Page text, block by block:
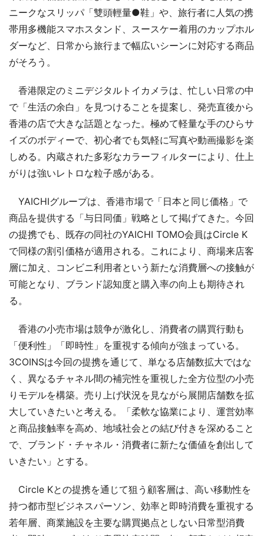
ニークなスリッパ「雙頭輕量●鞋」や、旅行者に人気の携
帯用多機能スマホスタンド、スースケー着用のカップホル
ダーなど、日常から旅行まで幅広いシーンに対応する商品
がそろう。
香港限定のミニデジタルトイカメラは、忙しい日常の中
で「生活の余白」を見つけることを提案し、発売直後から
香港の店で大きな話題となった。極めて軽量な手のひらサ
イズのボディーで、初心者でも気軽に写真や動画撮影を楽
しめる。内蔵された多彩なカラーフィルターにより、仕上
がりは強いレトロな粒子感がある。
YAICHIグループは、香港市場で「日本と同じ価格」で
商品を提供する「与日同価」戦略として掲げてきた。今回
の提携でも、既存の同社のYAICHI TOMO会員はCircle K
で同様の割引価格が適用される。これにより、商場来店客
層に加え、コンビニ利用者という新たな消費層への接触が
可能となり、ブランド認知度と購入率の向上も期待され
る。
香港の小売市場は競争が激化し、消費者の購買行動も
「便利性」「即時性」を重視する傾向が強まっている。
3COINSは今回の提携を通じて、単なる店舗数拡大ではな
く、異なるチャネル間の補完性を重視した全方位型の小売
りモデルを構築。売り上げ状況を見ながら展開店舗数を拡
大していきたいと考える。「柔軟な協業により、運営効率
と商品接触率を高め、地域社会との結び付きを深めること
で、ブランド・チャネル・消費者に新たな価値を創出して
いきたい」とする。
Circle Kとの提携を通じて狙う顧客層は、高い移動性を
持つ都市型ビジネスパーソン、効率と即時消費を重視する
若年層、商業施設を主要な購買拠点としない日常型消費